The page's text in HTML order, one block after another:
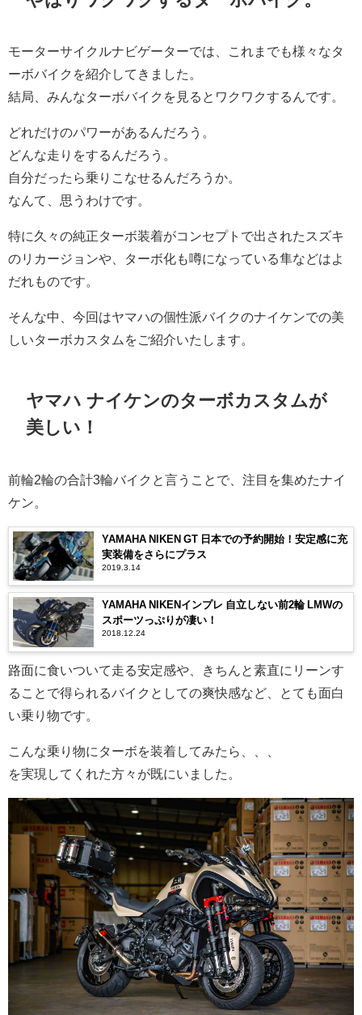
モーターサイクルナビゲーターでは、これまでも様々なタ
ーボバイクを紹介してきました。
結局、みんなターボバイクを見るとワクワクするんです。
どれだけのパワーがあるんだろう。
どんな走りをするんだろう。
自分だったら乗りこなせるんだろうか。
なんて、思うわけです。
特に久々の純正ターボ装着がコンセプトで出されたスズキ
のリカージョンや、ターボ化も噂になっている隼などはよ
だれものです。
そんな中、今回はヤマハの個性派バイクのナイケンでの美
しいターボカスタムをご紹介いたします。
ヤマハ ナイケンのターボカスタムが
美しい！
前輪2輪の合計3輪バイクと言うことで、注目を集めたナイ
ケン。
YAMAHA NIKEN GT 日本での予約開始！安定感に充
実装備をさらにプラス
2019.3.14
YAMAHA NIKENインプレ 自立しない前2輪 LMWの
スポーツっぷりが凄い！
2018.12.24
路面に食いついて走る安定感や、きちんと素直にリーンす
ることで得られるバイクとしての爽快感など、とても面白
い乗り物です。
こんな乗り物にターボを装着してみたら、、、
を実現してくれた方々が既にいました。